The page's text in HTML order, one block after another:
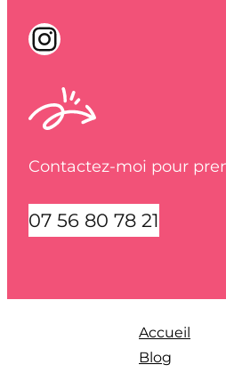
Instagram
Contactez-moi pour
07 56 80 78 21
Accueil
Blog